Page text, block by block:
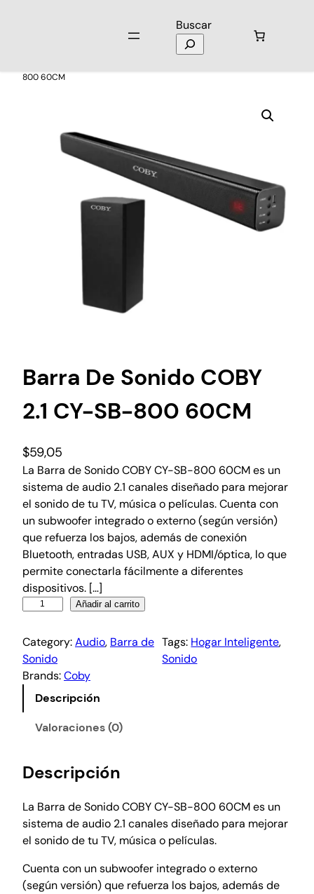
Buscar
800 60CM
Barra De Sonido COBY
2.1 CY-SB-800 60CM
$59,05
La Barra de Sonido COBY CY-SB-800 60CM es un
sistema de audio 2.1 canales diseñado para mejorar
el sonido de tu TV, música o películas. Cuenta con
un subwoofer integrado o externo (según versión)
que refuerza los bajos, además de conexión
Bluetooth, entradas USB, AUX y HDMI/óptica, lo que
permite conectarla fácilmente a diferentes
dispositivos. […]
Añadir al carrito
Category:Audio, Barra de
Sonido
Tags: Hogar Inteligente
Sonido
Brands:Coby
Descripción
Valoraciones (0)
Descripción
La Barra de Sonido COBY CY-SB-800 60CM es un
sistema de audio 2.1 canales diseñado para mejorar
el sonido de tu TV, música o películas.
Cuenta con un subwoofer integrado o externo
(según versión) que refuerza los bajos, además de